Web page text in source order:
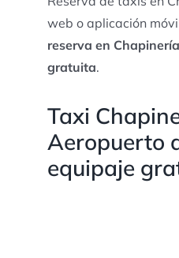
web o aplicación
reserva en
gratuita.
Taxi
Aeropuerto
equipaje